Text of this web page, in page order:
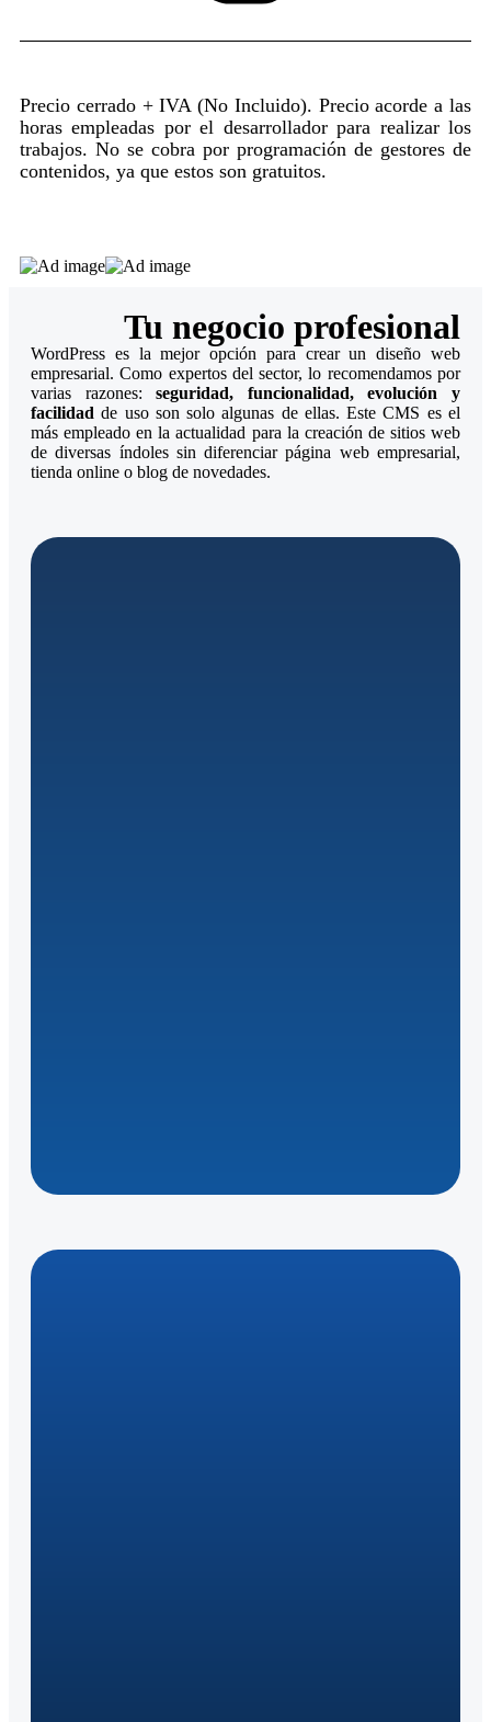
Precio cerrado + IVA (No Incluido). Precio acorde a las
horas empleadas por el desarrollador para realizar los
trabajos. No se cobra por programación de gestores de
contenidos, ya que estos son gratuitos.
Tu negocio profesional
WordPress es la mejor opción para crear un diseño web
empresarial. Como expertos del sector, lo recomendamos por
varias razones:seguridad, funcionalidad, evolución y
facilidad de uso son solo algunas de ellas. Este CMS es el
más empleado en la actualidad para la creación de sitios web
de diversas índoles sin diferenciar página web empresarial,
tienda online o blog de novedades.